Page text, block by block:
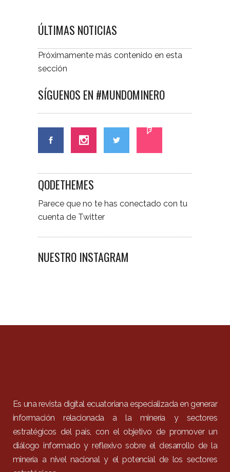
ÚLTIMAS NOTICIAS
Próximamente más contenido en esta
sección
SÍGUENOS EN #MUNDOMINERO
QODETHEMES
Parece que no te has conectado con tu
cuenta de Twitter
NUESTRO INSTAGRAM
Es una revista digital ecuatoriana especializada en generar
información relacionada a la minería y sectores
estratégicos del país, con el objetivo de promover un
diálogo informado y reflexivo sobre el desarrollo de la
minería a nivel nacional y el potencial de los sectores